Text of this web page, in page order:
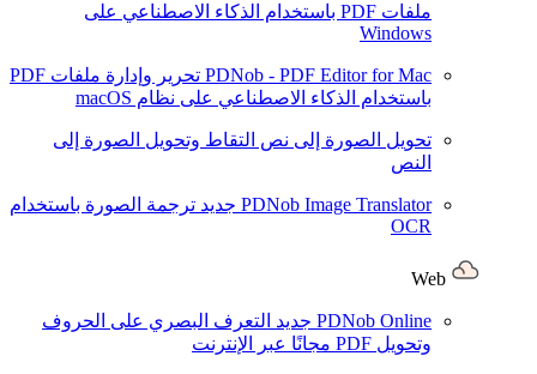
ملفات PDF باستخدام الذكاء الاصطناعي على
Windows
PDNob - PDF Editor for Mac
تحرير وإدارة ملفات PDF
باستخدام الذكاء الاصطناعي على نظام macOS
تحويل الصورة إلى نص التقاط وتحويل الصورة إلى
النص
PDNob Image Translator جديد ترجمة الصورة باستخدام
OCR
PDNob Online جديد التعرف البصري على الحروف
وتحويل PDF مجانًا عبر الإنترنت